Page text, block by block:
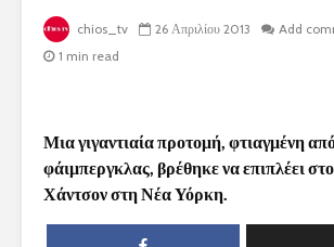
chios_tv 26 Απριλίου 2013
Add
1 min read
Μια γιγαντιαία προτομή, φτιαγμένη
φάιμπεργκλας, βρέθηκε να επιπλέει
Χάντσον στη Νέα Υόρκη.